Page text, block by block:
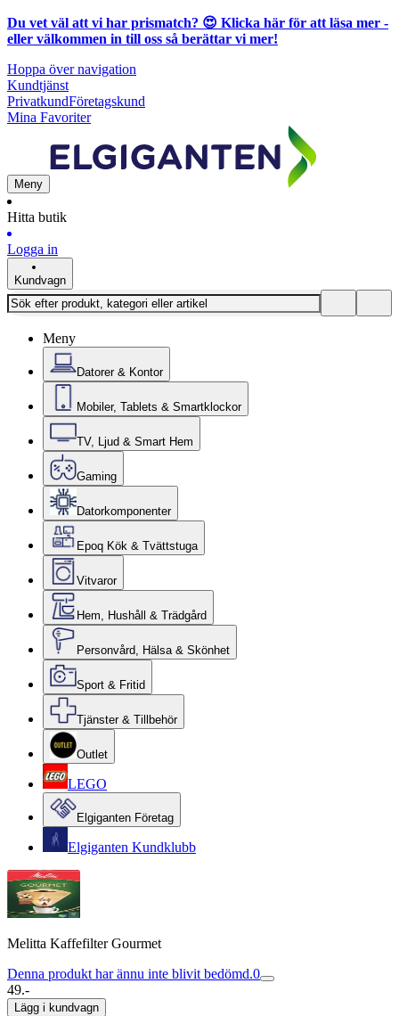
Du vet väl att vi har prismatch? 😍 Klicka här för att läsa mer -
eller välkommen in till oss så berättar vi mer!
Hoppa över navigation
Kundtjänst
PrivatkundFöretagskund
Mina Favoriter
Meny
Hitta butik
Logga in
Kundvagn
Meny
Datorer & Kontor
Mobiler, Tablets & Smartklockor
TV, Ljud & Smart Hem
Gaming
Datorkomponenter
Epoq Kök & Tvättstuga
Vitvaror
Hem, Hushåll & Trädgård
Personvård, Hälsa & Skönhet
Sport & Fritid
Tjänster & Tillbehör
Outlet
LEGO
Elgiganten Företag
Elgiganten Kundklubb
Melitta Kaffefilter Gourmet
Denna produkt har ännu inte blivit bedömd.0
49.-
Lägg i kundvagn